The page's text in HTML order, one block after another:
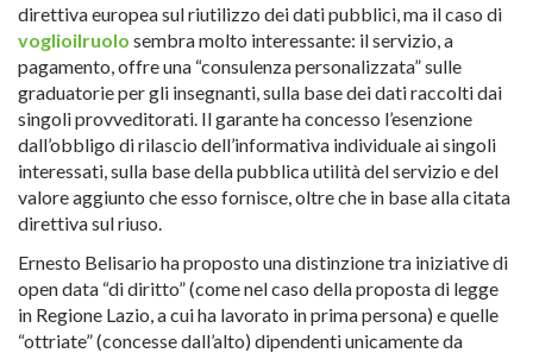
direttiva europea sul riutilizzo dei dati pubblici, ma il caso di
voglioilruolo sembra molto interessante: il servizio, a
pagamento, offre una “consulenza personalizzata” sulle
graduatorie per gli insegnanti, sulla base dei dati raccolti dai
singoli provveditorati. Il garante ha concesso l’esenzione
dall’obbligo di rilascio dell’informativa individuale ai singoli
interessati, sulla base della pubblica utilità del servizio e del
valore aggiunto che esso fornisce, oltre che in base alla citata
direttiva sul riuso.
Ernesto Belisario ha proposto una distinzione tra iniziative di
open data “di diritto” (come nel caso della proposta di legge
in Regione Lazio, a cui ha lavorato in prima persona) e quelle
“ottriate” (concesse dall’alto) dipendenti unicamente da